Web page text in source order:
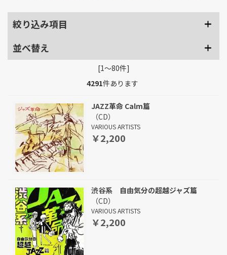
絞り込み項目
並べ替え
[1～80件]
4291件あります
JAZZ革命 Calm篇
（CD）
VARIOUS ARTISTS
￥2,200
渋谷系 自由気分の超越ジャズ篇
（CD）
VARIOUS ARTISTS
￥2,200